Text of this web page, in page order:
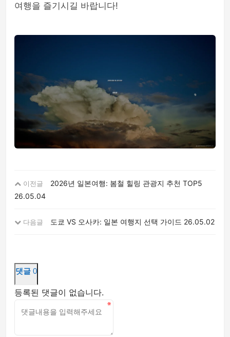
여행을 즐기시길 바랍니다!
이전글
2026년 일본여행: 봄철 힐링 관광지 추천 TOP5
26.05.04
다음글 도쿄 VS 오사카: 일본 여행지 선택 가이드 26.05.02
댓글 0
등록된 댓글이 없습니다.